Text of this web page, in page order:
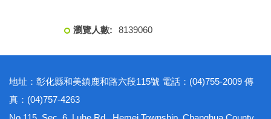
8139060
地址：彰化縣和美鎮鹿和路六段115號 電話：(04)755-2009 傳
真：(04)757-4263